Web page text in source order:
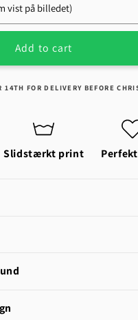
Add to cart
14TH FOR DELIVERY BEFORE
Slidstærkt print